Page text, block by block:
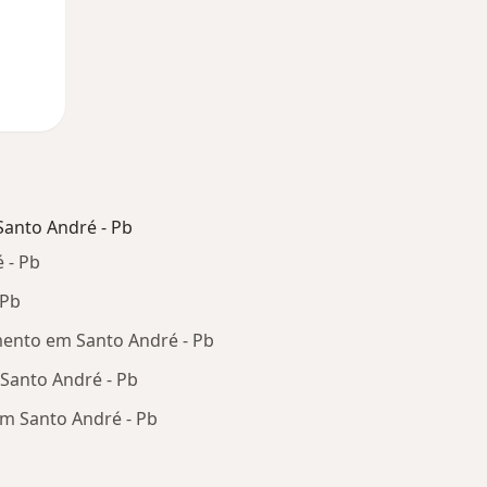
André - Pb
- Pb
em Santo André - Pb
André - Pb
Santo André - Pb